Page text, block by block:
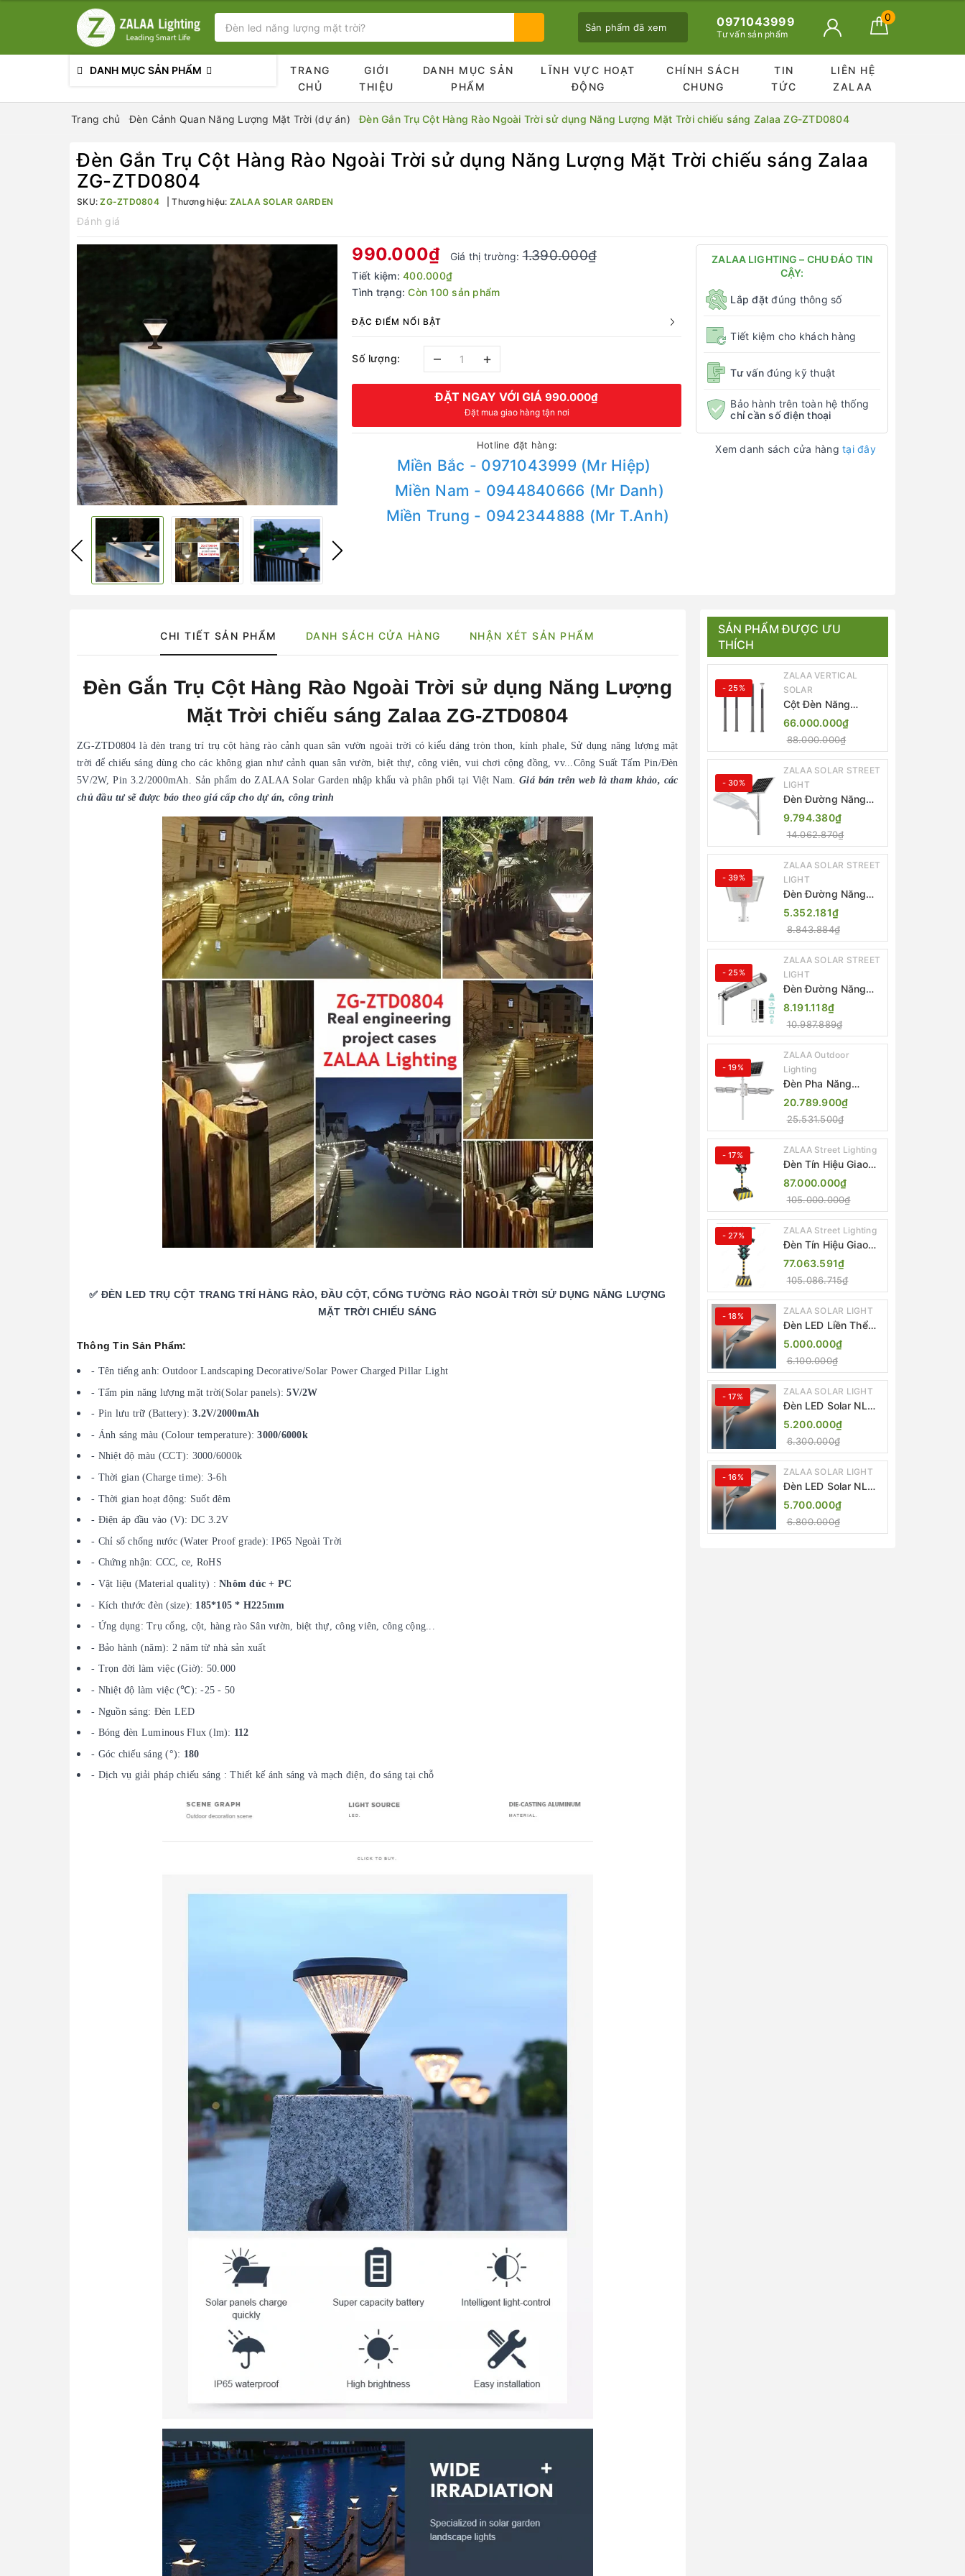
Sản phẩm đã xem
Bạn chưa xem sản phẩm nào
0971043999
Tư vấn sản phẩm
0
DANH MỤC SẢN PHẨM
TRANG
CHỦ
GIỚI
THIỆU
DANH MỤC SẢN
PHẨM
LĨNH VỰC HOẠT
ĐỘNG
CHÍNH SÁCH
CHUNG
TIN
TỨC
LIÊN HỆ
ZALAA
Trang chủ Đèn Cảnh Quan Năng Lượng Mặt Trời (dự án) Đèn Gắn Trụ Cột Hàng Rào Ngoài Trời sử dụng Năng Lượng Mặt Trời chiếu sáng Zalaa ZG-ZTD0804
Đèn Gắn Trụ Cột Hàng Rào Ngoài Trời sử dụng Năng Lượng Mặt Trời chiếu sáng Zalaa
ZG-ZTD0804
SKU:ZG-ZTD0804 Thương hiệu: ZALAA SOLAR GARDEN
Đánh giá
990.000₫ Giá thị trường:1.390.000₫
Tiết kiệm:400.000₫
Tình trạng: Còn 100 sản phẩm
ĐẶC ĐIỂM NỔI BẬT
Số lượng: – +
ĐẶT NGAY VỚI GIÁ990.000₫
Đặt mua giao hàng tận nơi
Hotline đặt hàng:
Miền Bắc - 0971043999 (Mr Hiệp)
Miền Nam - 0944840666 (Mr Danh)
Miền Trung - 0942344888 (Mr T.Anh)
ZALAA LIGHTING – CHU ĐÁO TIN
CẬY:
Lắp đặt đúng thông số
Tiết kiệm cho khách hàng
Tư vấnđúng kỹ thuật
Bảo hành trên toàn hệ thống
chỉ cần số điện thoại
Xem danh sách cửa hàngtại đây
CHI TIẾT SẢN PHẨM DANH SÁCH CỬA HÀNG NHẬN XÉT SẢN PHẨM
Đèn Gắn Trụ Cột Hàng Rào Ngoài Trời sử dụng Năng Lượng
Mặt Trời chiếu sáng Zalaa ZG-ZTD0804
ZG-ZTD0804 là đèn trang trí trụ cột hàng rào cảnh quan sân vườn ngoài trời có kiểu dáng tròn thon, kính phale, Sử dụng năng lượng mặt
trời để chiếu sáng dùng cho các không gian như cảnh quan sân vườn, biệt thự, công viên, vui chơi cộng đồng, vv...Công Suất Tấm Pin/Đèn
5V/2W, Pin 3.2/2000mAh. Sản phẩm do ZALAA Solar Garden nhập khẩu và phân phối tại Việt Nam.Giá bán trên web là tham khảo, các
chủ đầu tư sẽ được báo theo giá cấp cho dự án, công trình
✅ ĐÈN LED TRỤ CỘT TRANG TRÍ HÀNG RÀO, ĐẦU CỘT, CỔNG TƯỜNG RÀO NGOÀI TRỜI SỬ DỤNG NĂNG LƯỢNG
MẶT TRỜI CHIẾU SÁNG
Thông Tin Sản Phẩm:
- Tên tiếng anh: Outdoor Landscaping Decorative/Solar Power Charged Pillar Light
- Tấm pin năng lượng mặt trời(Solar panels):5V/2W
- Pin lưu trữ (Battery): 3.2V/2000mAh
- Ánh sáng màu (Colour temperature):3000/6000k
- Nhiệt độ màu (CCT): 3000/6000k
- Thời gian (Charge time): 3-6h
- Thời gian hoạt động: Suốt đêm
- Điện áp đầu vào (V): DC 3.2V
- Chỉ số chống nước (Water Proof grade): IP65 Ngoài Trời
- Chứng nhận: CCC, ce, RoHS
- Vật liệu (Material quality) : Nhôm đúc + PC
- Kích thước đèn (size): 185*105 * H225mm
- Ứng dụng: Trụ cổng, cột, hàng rào Sân vườn, biệt thự, công viên, công cộng...
- Bảo hành (năm): 2 năm từ nhà sản xuất
- Trọn đời làm việc (Giờ): 50.000
- Nhiệt độ làm việc (℃): -25 - 50
- Nguồn sáng: Đèn LED
- Bóng đèn Luminous Flux (lm): 112
- Góc chiếu sáng (°): 180
- Dịch vụ giải pháp chiếu sáng : Thiết kế ánh sáng và mạch điện, đo sáng tại chỗ
SẢN PHẨM ĐƯỢC ƯU
THÍCH
- 25%
ZALAA VERTICAL
SOLAR
Cột Đèn Năng
Lượng Mặt Trời Dọc
Thông Minh ZSR-
YYDS-360 | ZALAA
Jsc
66.000.000₫
88.000.000₫
- 30%
ZALAA SOLAR STREET
LIGHT
Đèn Đường Năng
Lượng Mặt Trời
Thông Minh Điều
Khiển MPPT ZL-
GMX01 ZALAA
9.794.380₫
14.062.870₫
- 39%
ZALAA SOLAR STREET
LIGHT
Đèn Đường Năng
Lượng Mặt Trời
Nhôm Đúc ZALAA
ZL-BWH Cao Cấp
IP65
5.352.181₫
8.843.884₫
- 25%
ZALAA SOLAR STREET
LIGHT
Đèn Đường Năng
Lượng Mặt Trời Tích
Hợp Camera ZALAA
ZL-BJ04-CCTV
(80W, IP65)
8.191.118₫
10.987.889₫
- 19%
ZALAA Outdoor
Lighting
Đèn Pha Năng
Lượng Mặt Trời Sân
Thể Thao ZALAA
Jsc Chống Nước
IP65 Cao Cấp
20.789.900₫
25.531.500₫
- 17% ZALAA Street Lighting
Đèn Tín Hiệu Giao
Thông Di Động Năng
Lượng Mặt Trời
ZALAA ZL-300A-D
87.000.000₫
105.000.000₫
- 27% ZALAA Street Lighting
Đèn Tín Hiệu Giao
Thông Di Động Năng
Lượng Mặt Trời
ZALAA ZL-409300C
77.063.591₫
105.086.715₫
- 18% ZALAA SOLAR LIGHT
Đèn LED Liền Thể
ZALAA Solar Street
Light ZKC-TG 20W
25W 30W All In One
5.000.000₫
6.100.000₫
- 17% ZALAA SOLAR LIGHT
Đèn LED Solar NLMT
Liền Thể ZKC-TG
20W All in One |
ZALAA Street Light
5.200.000₫
6.300.000₫
- 16% ZALAA SOLAR LIGHT
Đèn LED Solar NLMT
Liền Thể ZKC-TG
25W All in One |
ZALAA Street Light
5.700.000₫
6.800.000₫